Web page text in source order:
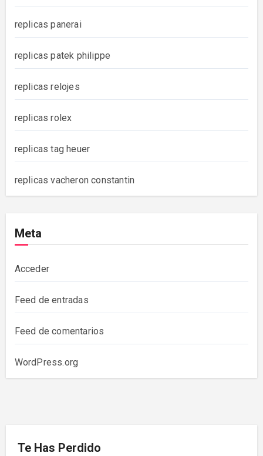
replicas panerai
replicas patek philippe
replicas relojes
replicas rolex
replicas tag heuer
replicas vacheron constantin
Meta
Acceder
Feed de entradas
Feed de comentarios
WordPress.org
Te Has Perdido